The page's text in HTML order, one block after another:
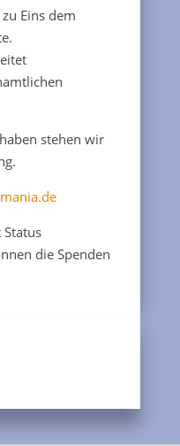
Eins dem
stehen wir
die Spenden